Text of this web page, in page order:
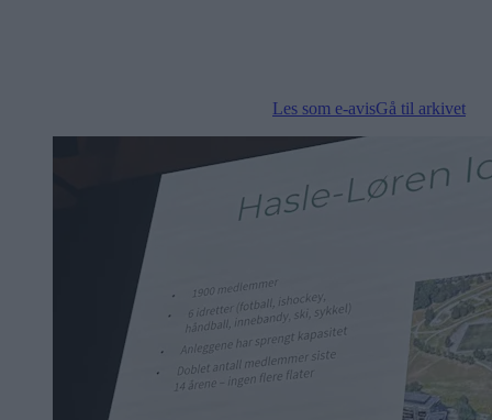
Les som e-avisGå til arkivet